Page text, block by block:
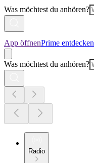
Was möchtest du anhören?
App öffnenPrime entdecken
Was möchtest du anhören?
Radio